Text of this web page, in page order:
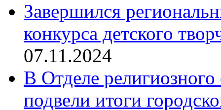
Завершился
конкурса детского
07.11.2024
В Отделе религиозного
подвели итоги